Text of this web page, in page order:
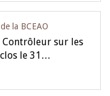
la BCEAO
Contrôleur sur les
le 31…